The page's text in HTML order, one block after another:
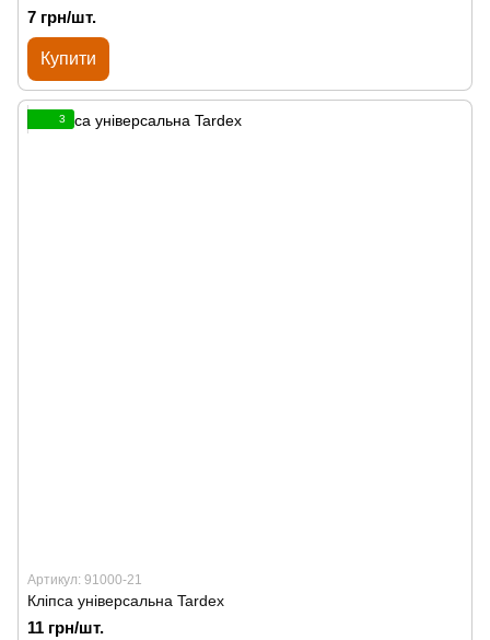
7 грн/шт.
Купити
3
Артикул: 91000-21
Кліпса універсальна Tardex
11 грн/шт.